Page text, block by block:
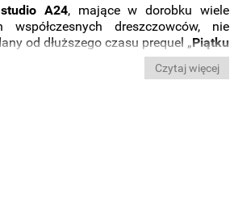
A24, mające w dorobku wiele
współczesnych dreszczowców, nie
od dłuższego czasu prequel „Piątku
Crystal Lake”, którym
(„Hannibal”) został anulowany
Czytaj więcej